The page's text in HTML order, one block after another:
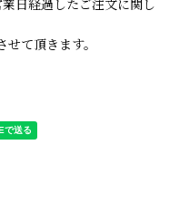
て頂きます。